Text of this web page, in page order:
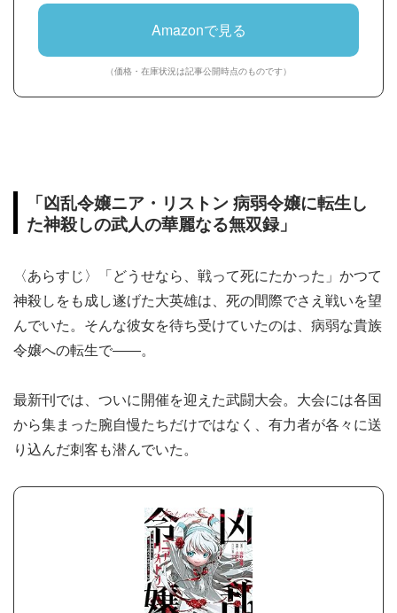
Amazonで見る
（価格・在庫状況は記事公開時点のものです）
「凶乱令嬢ニア・リストン 病弱令嬢に転生し
た神殺しの武人の華麗なる無双録」
〈あらすじ〉「どうせなら、戦って死にたかった」かつて
神殺しをも成し遂げた大英雄は、死の間際でさえ戦いを望
んでいた。そんな彼女を待ち受けていたのは、病弱な貴族
令嬢への転生で――。
最新刊では、ついに開催を迎えた武闘大会。大会には各国
から集まった腕自慢たちだけではなく、有力者が各々に送
り込んだ刺客も潜んでいた。